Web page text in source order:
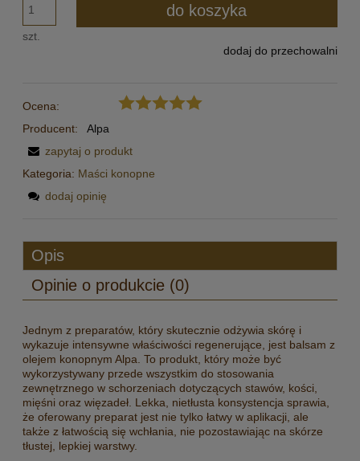
szt.
do koszyka
dodaj do przechowalni
Ocena:
Producent:
Alpa
zapytaj o produkt
Kategoria: Maści konopne
dodaj opinię
Opis
Opinie o produkcie (0)
Jednym z preparatów, który skutecznie odżywia skórę i
wykazuje intensywne właściwości regenerujące, jest balsam z
olejem konopnym Alpa. To produkt, który może być
wykorzystywany przede wszystkim do stosowania
zewnętrznego w schorzeniach dotyczących stawów, kości,
mięśni oraz więzadeł. Lekka, nietłusta konsystencja sprawia,
że oferowany preparat jest nie tylko łatwy w aplikacji, ale
także z łatwością się wchłania, nie pozostawiając na skórze
tłustej, lepkiej warstwy.